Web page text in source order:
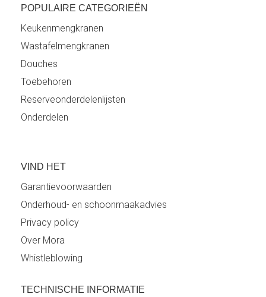
POPULAIRE CATEGORIEËN
Keukenmengkranen
Wastafelmengkranen
Douches
Toebehoren
Reserveonderdelenlijsten
Onderdelen
VIND HET
Garantievoorwaarden
Onderhoud- en schoonmaakadvies
Privacy policy
Over Mora
Whistleblowing
TECHNISCHE INFORMATIE